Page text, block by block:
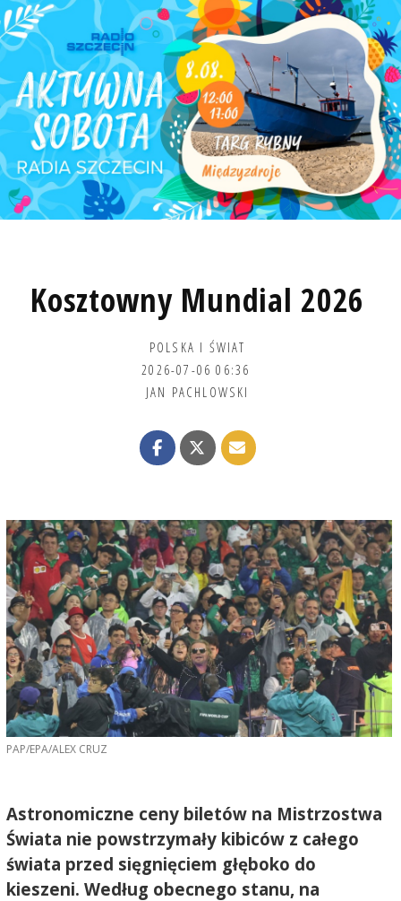
Kosztowny Mundial 2026
POLSKA I ŚWIAT
2026-07-06 06:36
JAN PACHLOWSKI
PAP/EPA/ALEX CRUZ
Astronomiczne ceny biletów na Mistrzostwa
Świata nie powstrzymały kibiców z całego
świata przed sięgnięciem głęboko do
kieszeni. Według obecnego stanu, na